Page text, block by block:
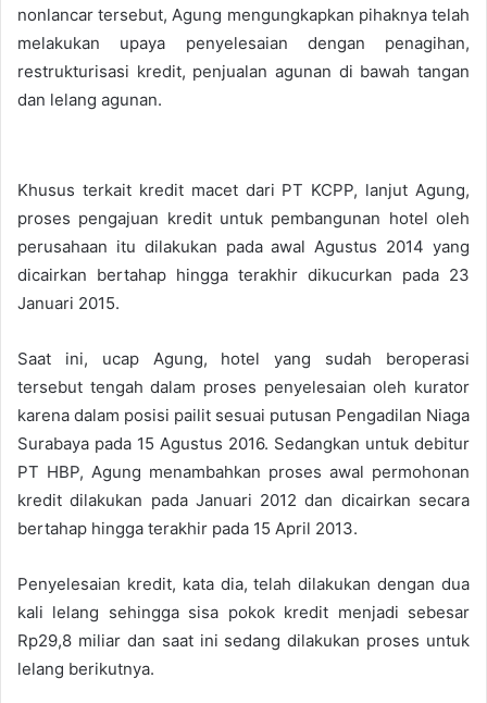
nonlancar tersebut, Agung mengungkapkan pihaknya telah
melakukan upaya penyelesaian dengan penagihan,
restrukturisasi kredit, penjualan agunan di bawah tangan
dan lelang agunan.
Khusus terkait kredit macet dari PT KCPP, lanjut Agung,
proses pengajuan kredit untuk pembangunan hotel oleh
perusahaan itu dilakukan pada awal Agustus 2014 yang
dicairkan bertahap hingga terakhir dikucurkan pada 23
Januari 2015.
Saat ini, ucap Agung, hotel yang sudah beroperasi
tersebut tengah dalam proses penyelesaian oleh kurator
karena dalam posisi pailit sesuai putusan Pengadilan Niaga
Surabaya pada 15 Agustus 2016. Sedangkan untuk debitur
PT HBP, Agung menambahkan proses awal permohonan
kredit dilakukan pada Januari 2012 dan dicairkan secara
bertahap hingga terakhir pada 15 April 2013.
Penyelesaian kredit, kata dia, telah dilakukan dengan dua
kali lelang sehingga sisa pokok kredit menjadi sebesar
Rp29,8 miliar dan saat ini sedang dilakukan proses untuk
lelang berikutnya.